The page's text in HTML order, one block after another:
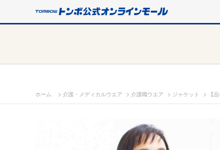
ホーム > 介護・メディカルウエア > 介護職ウエア > ジャケット > 【